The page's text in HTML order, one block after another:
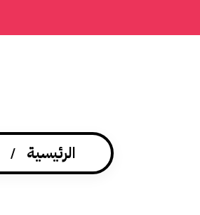
الرئيسية